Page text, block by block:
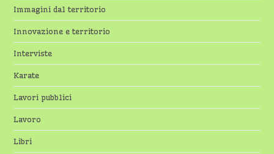
Immagini dal territorio
Innovazione e territorio
Interviste
Karate
Lavori pubblici
Lavoro
Libri